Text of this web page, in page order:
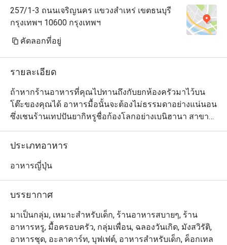
257/1-3 ถนนเจริญนคร แขวงสำเหร่ เขตธนบุรี
กรุงเทพฯ 10600 กรุงเทพฯ
คัดลอกที่อยู่
รายละเอียด
ถ้าหากร้านอาหารที่คุณไปทานถึงกับยกห้องครัวมาไว้บน
โต๊ะของคุณได้ อาหารมื้อนั้นจะต้องไม่ธรรมดาอย่างแน่นอน
ซึ่งเชนร้านเทปปันยากิหรูชื่อก้องโลกอย่างเบนิฮานา สาขาริ
เวอร์ไซด์ พลาซ่า แห่งนี้ก็พร้อมมอบประสบการณ์แปลกใหม่
นั้นให้กับคุณแล้ว หลายคนทราบดีว่าเบนิฮานา เป็นร้านสเต็ก
แต่สิ่งที่คุณอาจจะยังไม่รู้คือ เชฟส่วนตัวของคุณนั้น นอกจาก
ยุทธในการใช้ใบมีดอันคมกริบหั่นของ และสูดดมกลิ่นหอมๆ
ของเนื้อสัตว์สะดุ้งไฟในระหว่างที่เชฟเล่นกลกับเปลวไฟให้
ชมกันแบบใกล้ชิด ร้านเปิดให้บริการมื้อกลางวันและเย็นทุก
ประเภทอาหาร
อาหารญี่ปุ่น
บรรยากาศ
มาเป็นกลุ่ม, เหมาะสำหรับเด็ก, ร้านอาหารสบายๆ, ร้าน
อาหารหรู, มื้อครอบครัว, กลุ่มเพื่อน, ฉลองวันเกิด, มังสวิรัติ,
อาหารชุด, อะลาคาร์ท, บุฟเฟต์, อาหารสำหรับเด็ก, ค็อกเทล